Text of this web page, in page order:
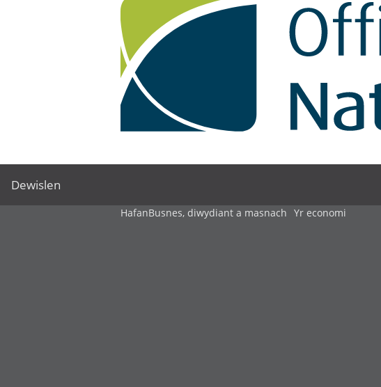
Dewislen
HafanBusnes, diwydiant a masnach Yr economi